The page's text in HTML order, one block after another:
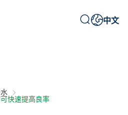
中文
快速提高良率